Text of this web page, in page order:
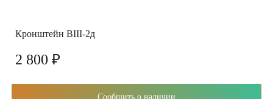
Кронштейн ВIII-2д
2 800 ₽
Сообщить о наличии